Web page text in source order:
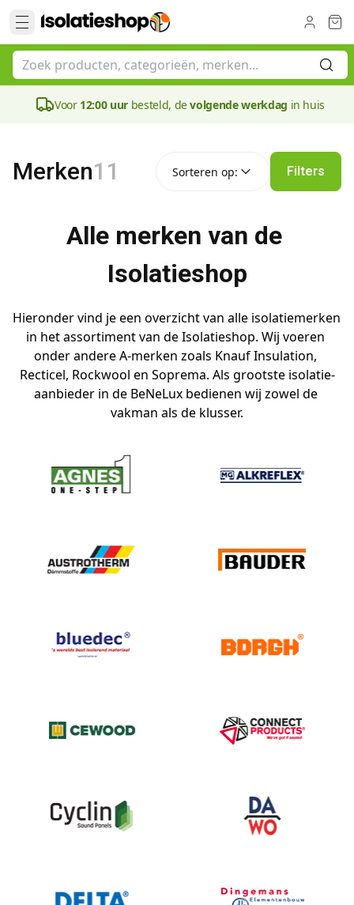
Voor 12:00 uur besteld, devolgende werkdag in huis
Merken11 Sorteren op: Filters
Alle merken van de
Isolatieshop
Hieronder vind je een overzicht van alle isolatiemerken
in het assortiment van de Isolatieshop. Wij voeren
onder andere A-merken zoals Knauf Insulation,
Recticel, Rockwool en Soprema. Als grootste isolatie-
aanbieder in de BeNeLux bedienen wij zowel de
vakman als de klusser.